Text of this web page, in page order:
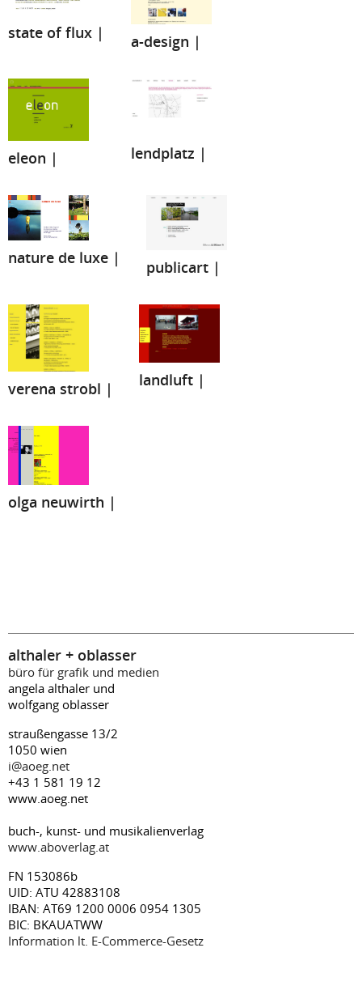
state of flux | a-design |
eleon | lendplatz |
nature de luxe |
publicart |
verena strobl | landluft |
olga neuwirth |
althaler + oblasser
büro für grafik und medien
angela althaler und
wolfgang oblasser
straußengasse 13/2
1050 wien
i@aoeg.net
+43 1 581 19 12
www.aoeg.net
buch-, kunst- und musikalienverlag
www.aboverlag.at
FN 153086b
UID: ATU 42883108
IBAN: AT69 1200 0006 0954 1305
BIC: BKAUATWW
Information lt. E-Commerce-Gesetz